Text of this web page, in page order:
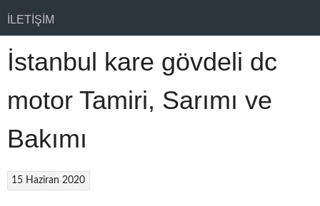
İLETIŞIM
İstanbul kare gövdeli dc
motor Tamiri, Sarımı ve
Bakımı
15 Haziran 2020